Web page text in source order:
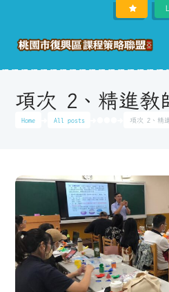
Home All posts 項次 2、精
項次 2、精進教